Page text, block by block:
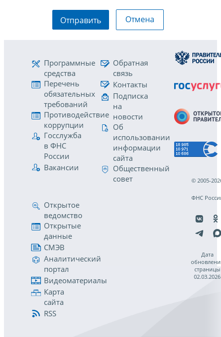
Отправить Отмена
Программные
средства
Перечень
обязательных
требований
Противодействие
коррупции
Госслужба
в ФНС
России
Вакансии
Обратная
связь
Контакты
Подписка
на
новости
Об
использовании
информации
сайта
Общественный
совет
Открытое
ведомство
Открытые
данные
СМЭВ
Аналитический
портал
Видеоматериалы
Карта
сайта
RSS
© 2005-
ФНС
Дата
страницы
02.03.2026